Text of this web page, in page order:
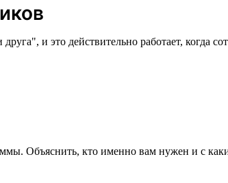
и это действительно работает, когда
Объяснить, кто именно вам нужен и с